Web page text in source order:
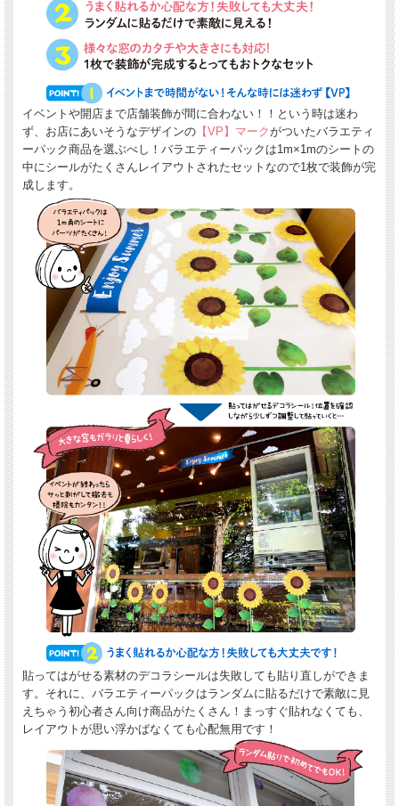
イベントや開店まで店舗装飾が間に合わない！！という時は迷わ
ず、お店にあいそうなデザインの 【VP】マークがついたバラエティ
ーパック商品を選ぶべし！バラエティーパックは1m×1mのシートの
中にシールがたくさんレイアウトされたセットなので1枚で装飾が完
成します。
貼ってはがせる素材のデコラシールは失敗しても貼り直しができま
す。それに、バラエティーパックはランダムに貼るだけで素敵に見
えちゃう初心者さん向け商品がたくさん！まっすぐ貼れなくても、
レイアウトが思い浮かばなくても心配無用です！